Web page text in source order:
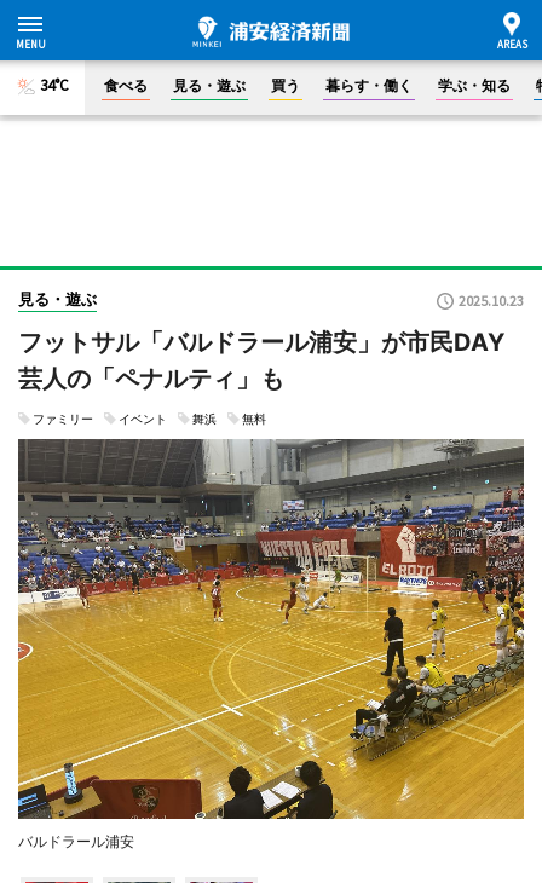
34°C 食べる 見る・遊ぶ 買う 暮らす・働く 学ぶ・知る
見る・遊ぶ 2025.10.23
フットサル「バルドラール浦安」が市民DAY
芸人の「ペナルティ」も
ファミリー イベント 舞浜 無料
バルドラール浦安